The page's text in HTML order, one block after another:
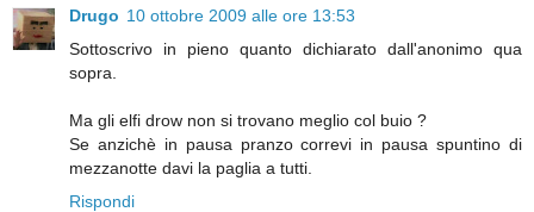
Drugo 10 ottobre 2009 alle ore 13:53
Sottoscrivo in pieno quanto dichiarato dall'anonimo qua
sopra.
Ma gli elfi drow non si trovano meglio col buio ?
Se anzichè in pausa pranzo correvi in pausa spuntino di
mezzanotte davi la paglia a tutti.
Rispondi